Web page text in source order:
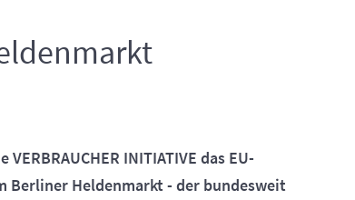
INITIATIVE das EU-
Berliner Heldenmarkt - der bundesweit